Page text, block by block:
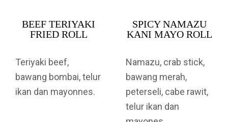
BEEF TERIYAKI
FRIED ROLL
Teriyaki beef,
bawang bombai, telur
ikan dan mayonnes.
SPICY NAMAZU
KANI MAYO ROLL
Namazu, crab stick,
bawang merah,
peterseli, cabe rawit,
telur ikan dan